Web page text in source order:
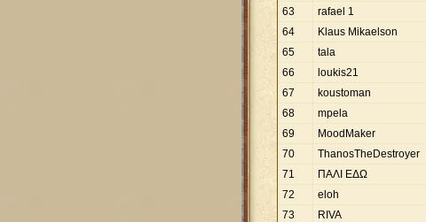
63
rafael 1
64
Klaus Mikaelson
65
tala
66
loukis21
67
koustoman
68
mpela
69
MoodMaker
70
ThanosTheDestroyer
71
ΠΑΛΙ ΕΔΩ
72
eloh
73
RIVA